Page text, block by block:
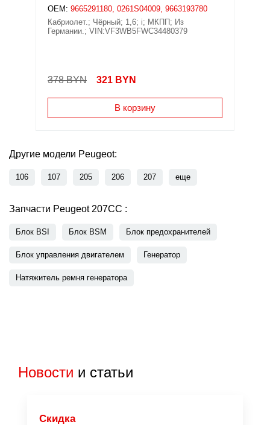
OEM: 9665291180, 0261S04009, 9663193780
Кабриолет.; Чёрный; 1,6; i; МКПП; Из
Германии.; VIN:VF3WB5FWC34480379
378 BYN 321 BYN
В корзину
Другие модели Peugeot:
106 107 205 206 207 еще
Запчасти Peugeot 207CC :
Блок BSI Блок BSM Блок предохранителей
Блок управления двигателем Генератор
Натяжитель ремня генератора
Новости и статьи
Скидка